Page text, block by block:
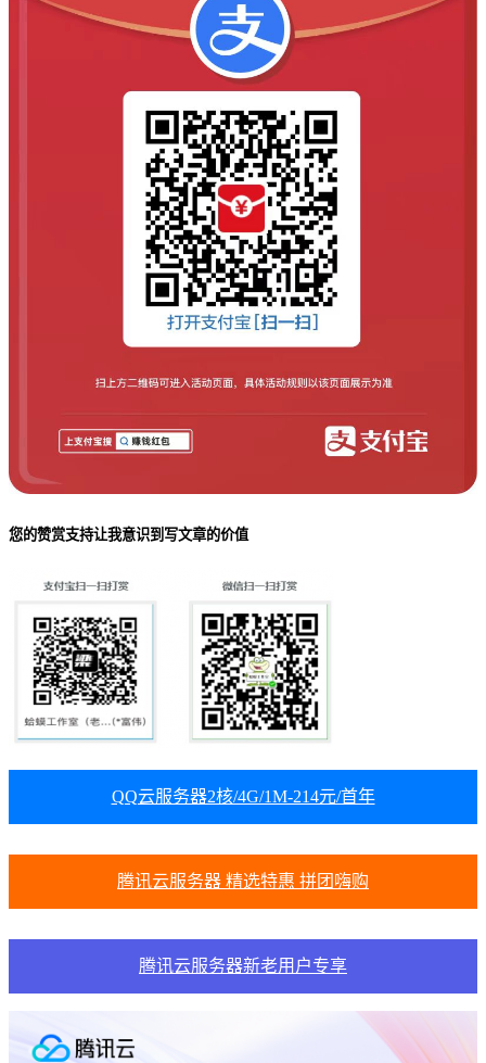
您的赞赏支持让我意识到写文章的价值
QQ云服务器2核/4G/1M-214元/首年
腾讯云服务器 精选特惠 拼团嗨购
腾讯云服务器新老用户专享